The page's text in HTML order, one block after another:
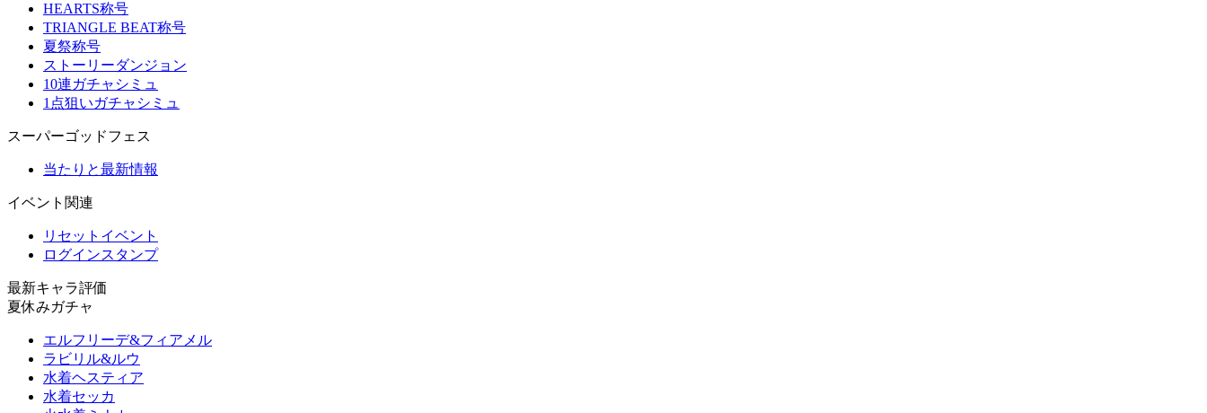
HEARTS称号
TRIANGLE BEAT称号
夏祭称号
ストーリーダンジョン
10連ガチャシミュ
1点狙いガチャシミュ
スーパーゴッドフェス
当たりと最新情報
イベント関連
リセットイベント
ログインスタンプ
最新キャラ評価
夏休みガチャ
エルフリーデ&フィアメル
ラビリル&ルウ
水着ヘスティア
水着セッカ